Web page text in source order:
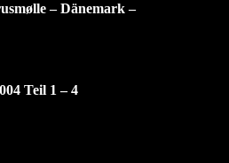
– Dänemark –
Teil 1 – 4